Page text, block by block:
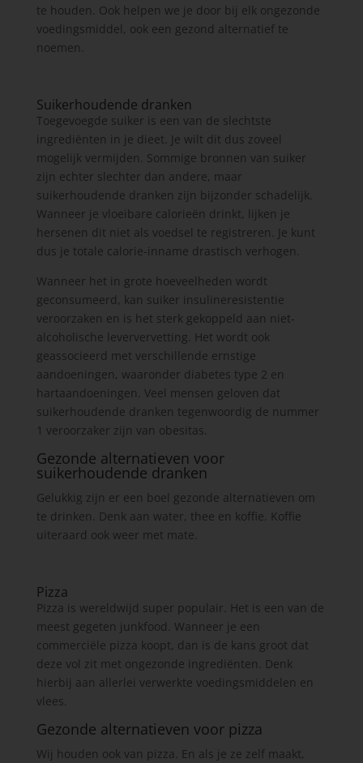
te houden. Ook helpen we je door bij elk ongezonde
voedingsmiddel, ook een gezond alternatief te
noemen.
Suikerhoudende dranken
Toegevoegde suiker is een van de slechtste
ingrediënten in je dieet. Je wilt dit dus zoveel
mogelijk vermijden. Sommige bronnen van suiker
zijn echter slechter dan andere, maar
suikerhoudende dranken zijn bijzonder schadelijk.
Wanneer je vloeibare calorieën drinkt, lijken je
hersenen dit niet als voedsel te registreren. Je kunt
dus je totale calorie-inname drastisch verhogen.
Wanneer het in grote hoeveelheden wordt
geconsumeerd, kan suiker insulineresistentie
veroorzaken en is het sterk gekoppeld aan niet-
alcoholische leververvetting. Het wordt ook
geassocieerd met verschillende ernstige
aandoeningen, waaronder diabetes type 2 en
hartaandoeningen. Veel mensen geloven dat
suikerhoudende dranken tegenwoordig de nummer
1 veroorzaker zijn van obesitas.
Gezonde alternatieven voor
suikerhoudende dranken
Gelukkig zijn er een boel gezonde alternatieven om
te drinken. Denk aan water, thee en koffie. Koffie
uiteraard ook weer met mate.
Pizza
Pizza is wereldwijd super populair. Het is een van de
meest gegeten junkfood. Wanneer je een
commerciële pizza koopt, dan is de kans groot dat
deze vol zit met ongezonde ingrediënten. Denk
hierbij aan allerlei verwerkte voedingsmiddelen en
vlees.
Gezonde alternatieven voor pizza
Wij houden ook van pizza. En als je ze zelf maakt,